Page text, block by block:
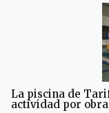
La piscina de
actividad por